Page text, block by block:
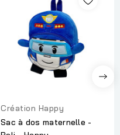
Création Happy
Sac à dos maternelle -